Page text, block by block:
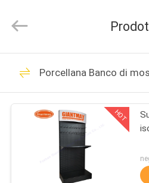
CASA
PRODOTTI
Metal
Production
Rights
Developed
Banco di
Pegboard
Porcellana Banco di
HOT